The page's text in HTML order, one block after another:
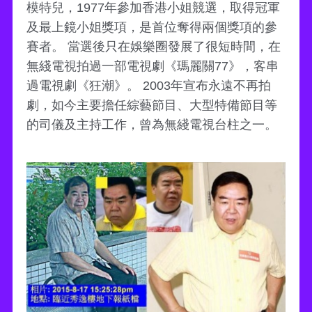
模特兒，1977年參加香港小姐競選，取得冠軍
及最上鏡小姐獎項，是首位奪得兩個獎項的參
賽者。 當選後只在娛樂圈發展了很短時間，在
無綫電視拍過一部電視劇《瑪麗關77》，客串
過電視劇《狂潮》。 2003年宣布永遠不再拍
劇，如今主要擔任綜藝節目、大型特備節目等
的司儀及主持工作，曾為無綫電視台柱之一。